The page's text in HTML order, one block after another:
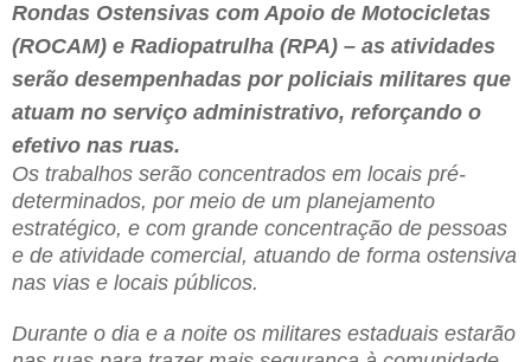
Rondas Ostensivas com Apoio de Motocicletas
(ROCAM) e Radiopatrulha (RPA) – as atividades
serão desempenhadas por policiais militares que
atuam no serviço administrativo, reforçando o
efetivo nas ruas.
Os trabalhos serão concentrados em locais pré-
determinados, por meio de um planejamento
estratégico, e com grande concentração de pessoas
e de atividade comercial, atuando de forma ostensiva
nas vias e locais públicos.
Durante o dia e a noite os militares estaduais estarão